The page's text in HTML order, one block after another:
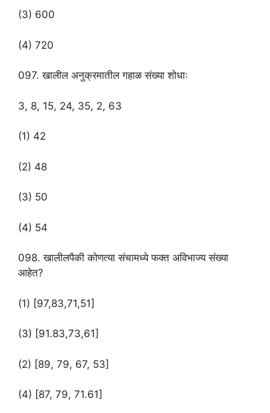
(3) 600
(4) 720
097. खालील अनुक्रमातील गहाळ संख्या शोधाः
3, 8, 15, 24, 35, 2, 63
(1) 42
(2) 48
(3) 50
(4) 54
098. खालीलपैकी कोणत्या संचामध्ये फक्त अविभाज्य संख्या
आहेत?
(1) [97,83,71,51]
(3) [91.83,73,61]
(2) [89, 79, 67, 53]
(4) [87, 79, 71.61]